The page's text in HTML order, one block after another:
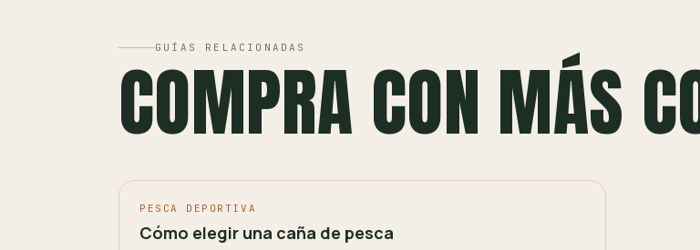
GUÍAS RELACIONADAS
COMPRA CON MÁS
PESCA DEPORTIVA
Cómo elegir una caña de pesca